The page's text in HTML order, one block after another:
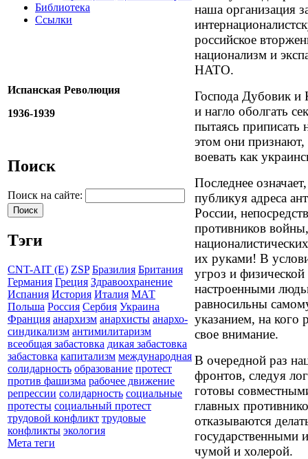
Библиотека
Ссылки
Испанская Революция
1936-1939
Поиск
Поиск на сайте:
Тэги
CNT-AIT (E) ZSP Бразилия Британия
Германия Греция Здравоохранение
Испания История Италия МАТ
Польша Россия Сербия Украина
Франция анархизм анархисты анархо-
синдикализм антимилитаризм
всеобщая забастовка дикая забастовка
забастовка капитализм международная
солидарность образование протест
против фашизма рабочее движение
репрессии солидарность социальные
протесты социальный протест
трудовой конфликт трудовые
конфликты экология
Мета теги
наша организация
российское
национализм и
НАТО.
Господа Дубовик и
и нагло оболгать
пытаясь
этом они
воевать как
Последнее
публикуя адреса
России,
противников
их руками! В
угроз и
настроенными
равносильны
указанием, на кого
свое внимание.
В очередной раз
фронтов, следуя
готовы
главных
отказываются
государственными
чумой и холерой.